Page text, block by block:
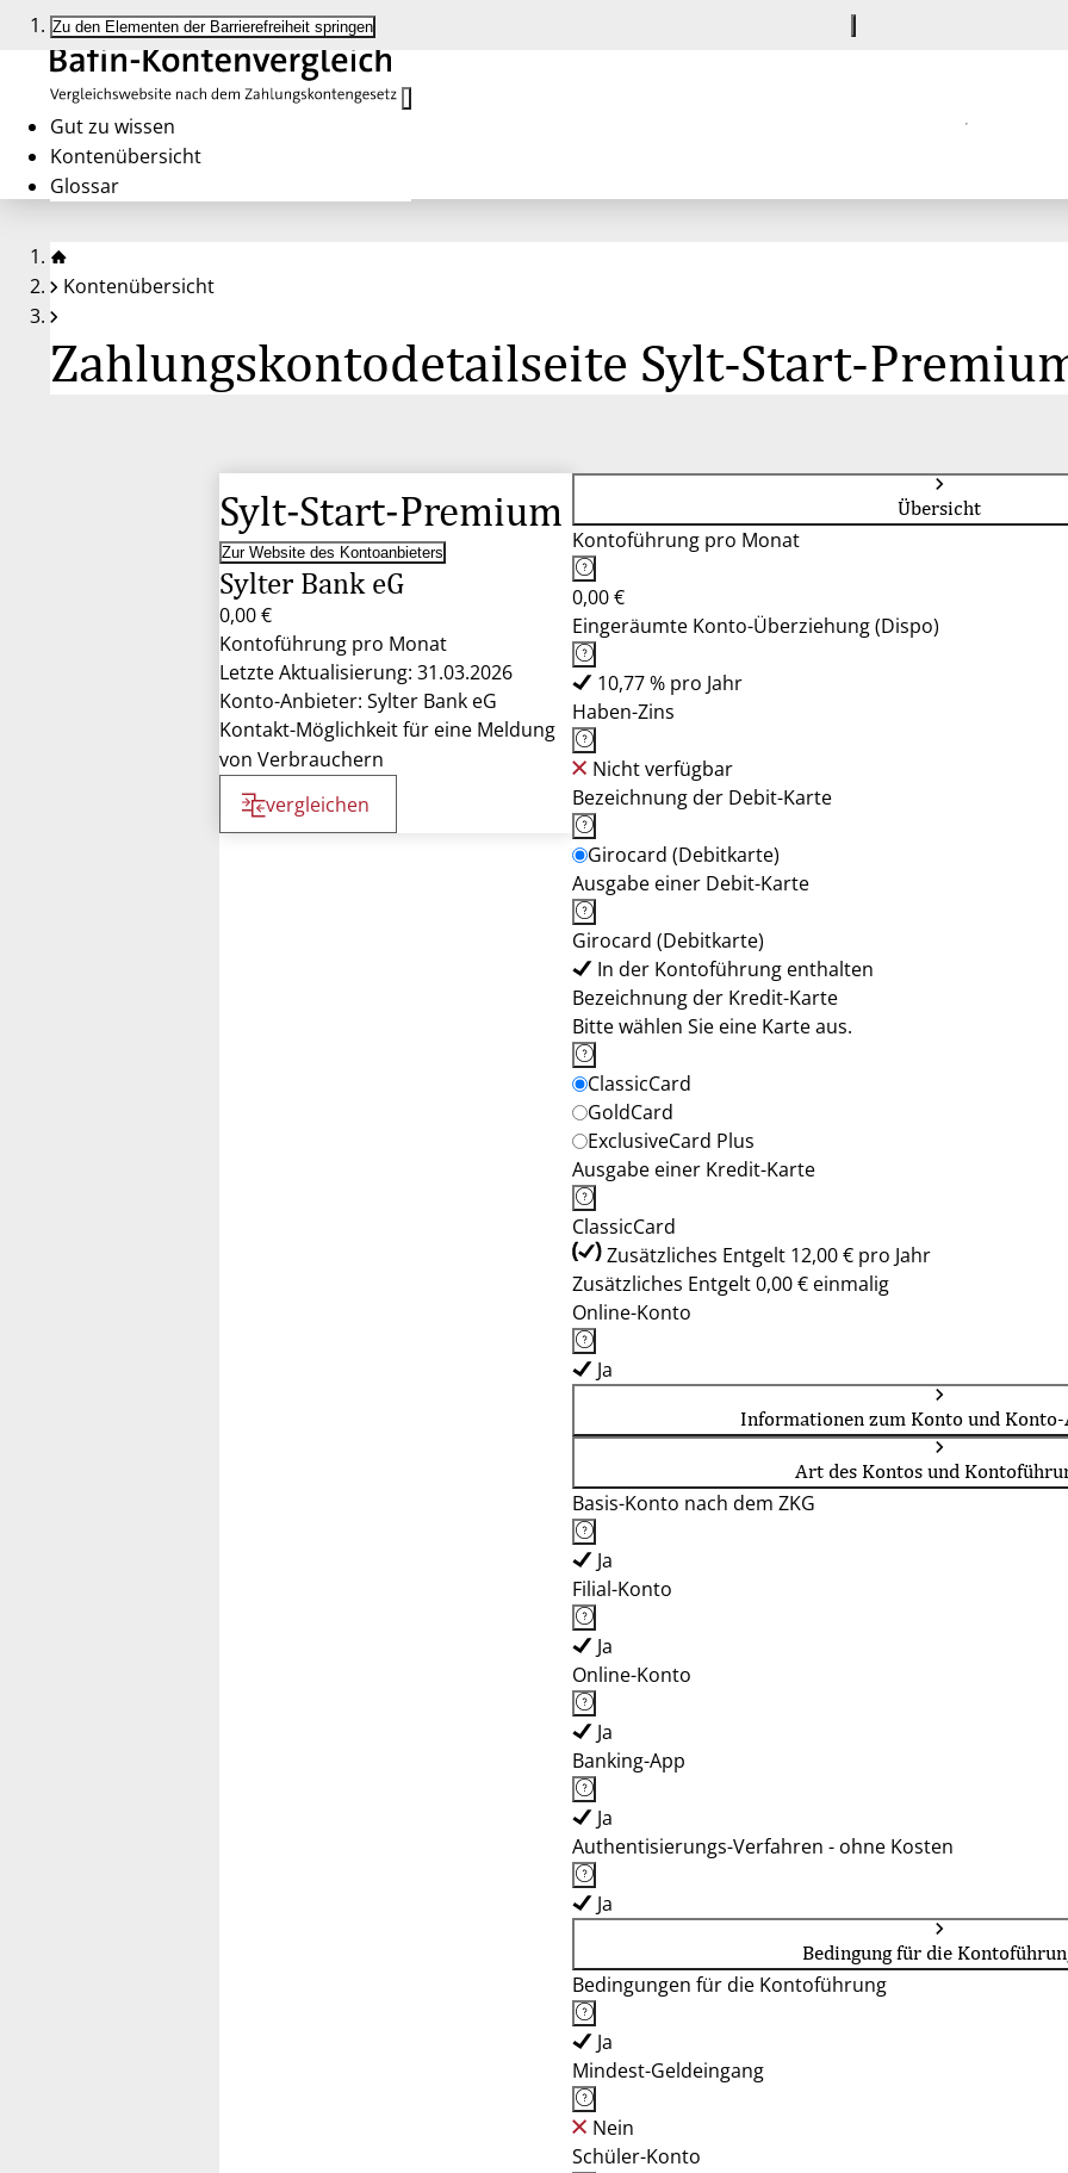
Zu den Elementen der Barrierefreiheit springen
Gut zu wissen
Kontenübersicht
Glossar
Kontenübersicht
Zahlungskontodetailseite Sylt-Start-
Sylt-Start-Premium
Zur Website des Kontoanbieters
Sylter Bank eG
0,00 €
Kontoführung pro Monat
Letzte Aktualisierung: 31.03.2026
Konto-Anbieter: Sylter Bank eG
Kontakt-Möglichkeit für eine Meldung
von Verbrauchern
vergleichen
Übersicht
Kontoführung pro Monat
0,00 €
Eingeräumte Konto-Überziehung (Dispo)
10,77 % pro Jahr
Haben-Zins
Nicht verfügbar
Bezeichnung der Debit-Karte
Girocard (Debitkarte)
Ausgabe einer Debit-Karte
Girocard (Debitkarte)
In der Kontoführung enthalten
Bezeichnung der Kredit-Karte
Bitte wählen Sie eine Karte aus.
ClassicCard
GoldCard
ExclusiveCard Plus
Ausgabe einer Kredit-Karte
ClassicCard
Zusätzliches Entgelt 12,00 € pro Jahr
Zusätzliches Entgelt 0,00 € einmalig
Online-Konto
Ja
Informationen zum Konto und
Art des Kontos und
Basis-Konto nach dem ZKG
Ja
Filial-Konto
Ja
Online-Konto
Ja
Banking-App
Ja
Authentisierungs-Verfahren - ohne Kosten
Ja
Bedingung für die
Bedingungen für die Kontoführung
Ja
Mindest-Geldeingang
Nein
Schüler-Konto